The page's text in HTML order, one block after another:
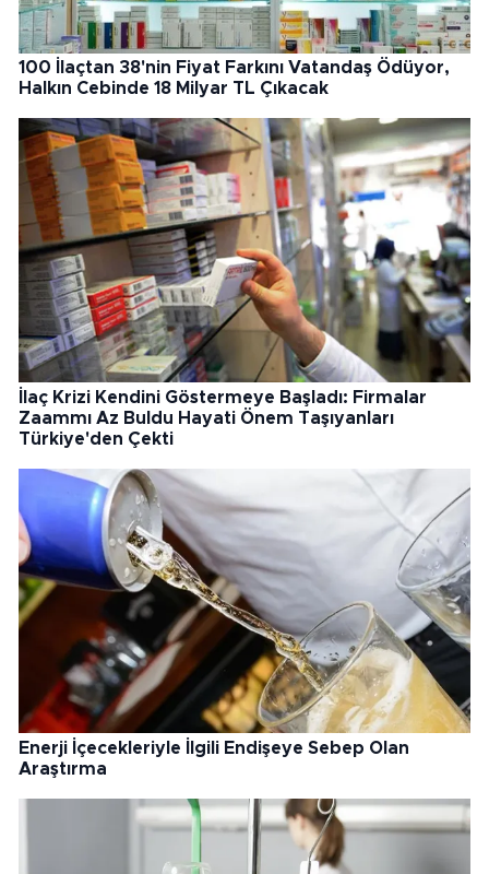
100 İlaçtan 38'nin Fiyat Farkını Vatandaş Ödüyor,
Halkın Cebinde 18 Milyar TL Çıkacak
İlaç Krizi Kendini Göstermeye Başladı: Firmalar
Zaammı Az Buldu Hayati Önem Taşıyanları
Türkiye'den Çekti
Enerji İçecekleriyle İlgili Endişeye Sebep Olan
Araştırma